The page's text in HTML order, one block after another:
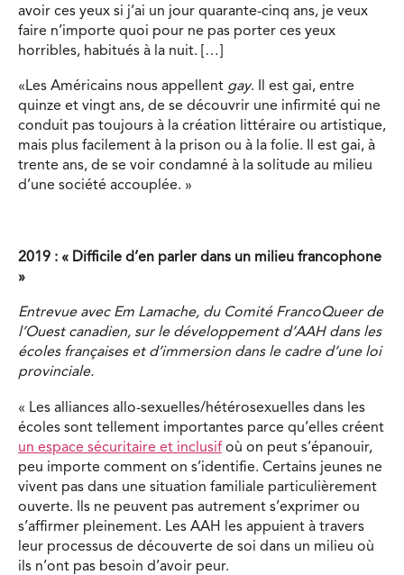
avoir ces yeux si j’ai un jour quarante-cinq ans, je veux
faire n’importe quoi pour ne pas porter ces yeux
horribles, habitués à la nuit. […]
«Les Américains nous appellent gay. Il est gai, entre
quinze et vingt ans, de se découvrir une infirmité qui ne
conduit pas toujours à la création littéraire ou artistique,
mais plus facilement à la prison ou à la folie. Il est gai, à
trente ans, de se voir condamné à la solitude au milieu
d’une société accouplée. »
2019 : « Difficile d’en parler dans un milieu francophone
»
Entrevue avec Em Lamache, du Comité FrancoQueer de
l’Ouest canadien, sur le développement d’AAH dans les
écoles françaises et d’immersion dans le cadre d’une loi
provinciale.
« Les alliances allo-sexuelles/hétérosexuelles dans les
écoles sont tellement importantes parce qu’elles créent
un espace sécuritaire et inclusif où on peut s’épanouir,
peu importe comment on s’identifie. Certains jeunes ne
vivent pas dans une situation familiale particulièrement
ouverte. Ils ne peuvent pas autrement s’exprimer ou
s’affirmer pleinement. Les AAH les appuient à travers
leur processus de découverte de soi dans un milieu où
ils n’ont pas besoin d’avoir peur.